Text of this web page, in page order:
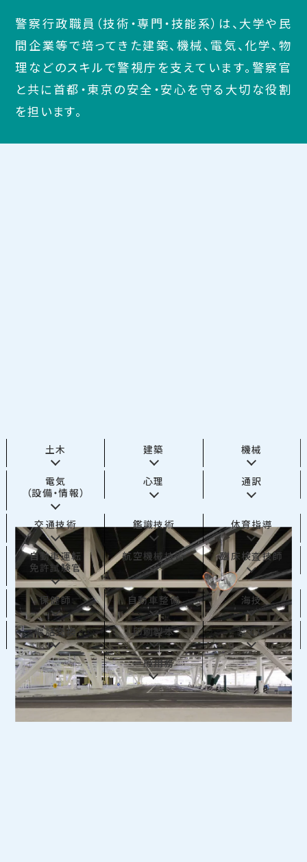
警察行政職員（技術・専門・技能系）は、大学や民
間企業等で培ってきた建築、機械、電気、化学、物
理などのスキルで警視庁を支えています。警察官
と共に首都・東京の安全・安心を守る大切な役割
を担います。
土木 建築 機械
電気
（設備・情報）
心理 通訳
交通技術 鑑識技術 体育指導
自動車運転
免許試験官
航空機械技術 臨床検査技師
保健師 自動車整備 海技
電話交換 印刷製本 装てい
一般用務